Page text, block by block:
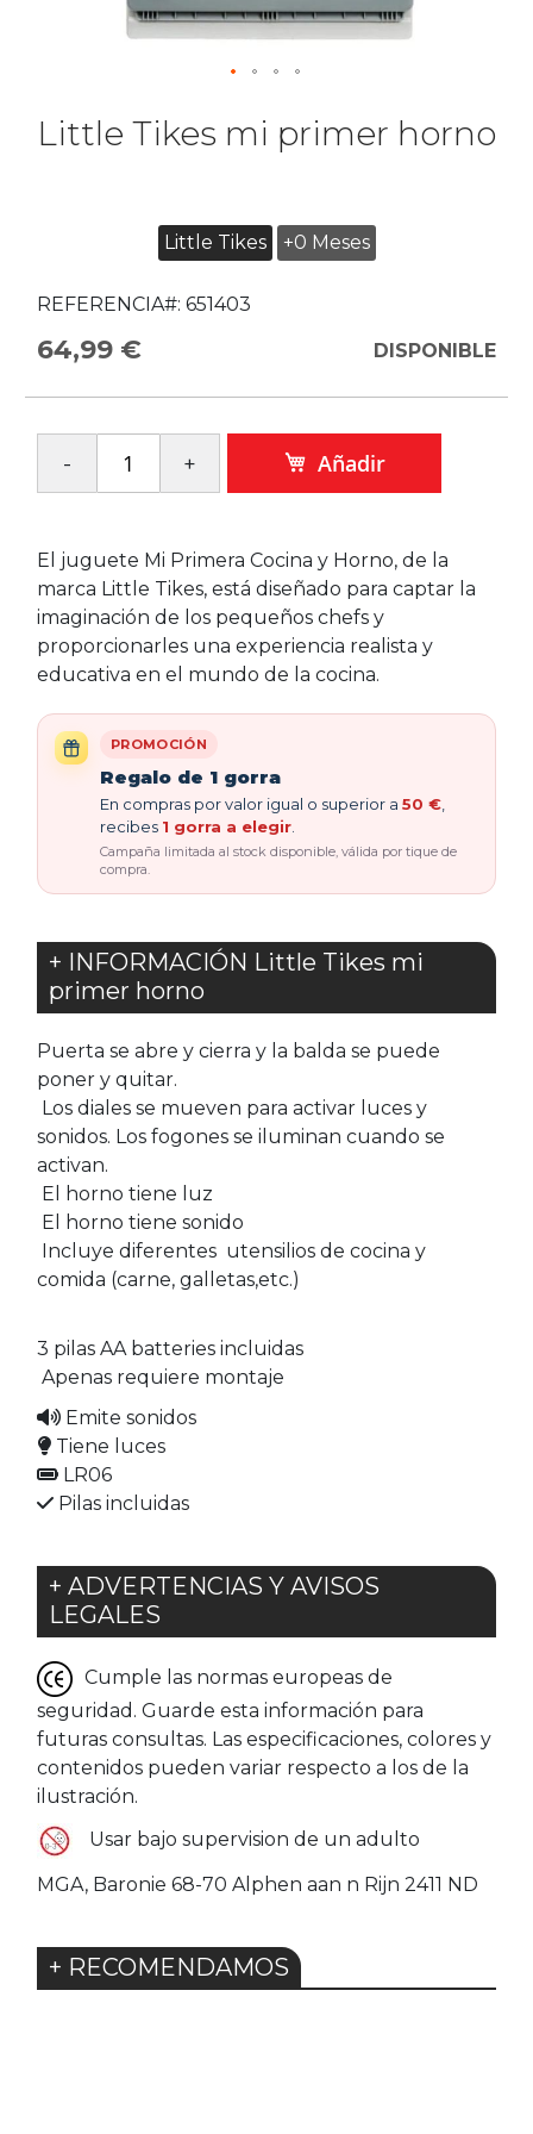
Little Tikes mi primer horno
Little Tikes +0 Meses
REFERENCIA#: 651403
64,99 € DISPONIBLE
Añadir
El juguete Mi Primera Cocina y Horno, de la
marca Little Tikes, está diseñado para captar la
imaginación de los pequeños chefs y
proporcionarles una experiencia realista y
educativa en el mundo de la cocina.
PROMOCIÓN
Regalo de 1 gorra
En compras por valor igual o superior a 50 €
recibes 1 gorra a elegir
Campaña limitada al stock disponible, válida por tique de
compra.
+ INFORMACIÓN Little Tikes mi
primer horno
Puerta se abre y cierra y la balda se puede
poner y quitar.​
​Los diales se mueven para activar luces y
sonidos. Los fogones se iluminan cuando se
activan.​
​El horno tiene luz​
​El horno tiene sonido​
​Incluye diferentes utensilios de cocina y
comida (carne, galletas,etc.)​
3 pilas AA batteries incluidas​
​Apenas requiere montaje
Emite sonidos
Tiene luces
LR06
Pilas incluidas
+ ADVERTENCIAS Y AVISOS
LEGALES
Cumple las normas europeas de
seguridad. Guarde esta información para
futuras consultas. Las especificaciones, colores y
contenidos pueden variar respecto a los de la
ilustración.
Usar bajo supervision de un adulto
MGA, Baronie 68-70 Alphen aan n Rijn 2411 ND
+ RECOMENDAMOS